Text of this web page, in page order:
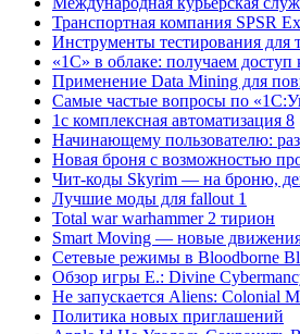
Транспортная компания SPSR
Инструменты тестирования для
«1С» в облаке: получаем доступ
Применение Data Mining для
Самые частые вопросы по
1с комплексная автоматизация 8
Начинающему пользователю:
Новая броня с возможностью
Чит-коды Skyrim — на броню,
Лучшие моды для fallout 1
Total war warhammer 2 тирион
Smart Moving — новые
Сетевые режимы в Bloodborne
Обзор игры E.: Divine
Не запускается Aliens: Colonial
Политика новых приглашений